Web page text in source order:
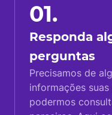
01.
Responda
perguntas
Precisamos de
informações suas
podermos